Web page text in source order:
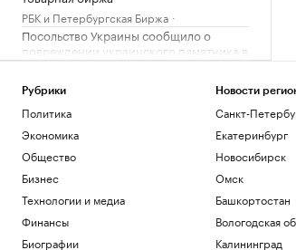
РБК и Петербургская Биржа
Посольство Украины сообщило о
повреждении украинского памятника в
Польше
Политика
сервис, пародирующий работу чат-
бота
Тренды
Хавбек «Ахмата» отстранен на два
матча за удар локтем игрока
«Спартака»
Спорт
Рубрики
Политика
Экономика
Общество
Бизнес
Технологии и медиа
Финансы
Биографии
Новости
Санкт-
Екатеринбург
Новосибирск
Омск
Башкортостан
Вологодская
Калининград